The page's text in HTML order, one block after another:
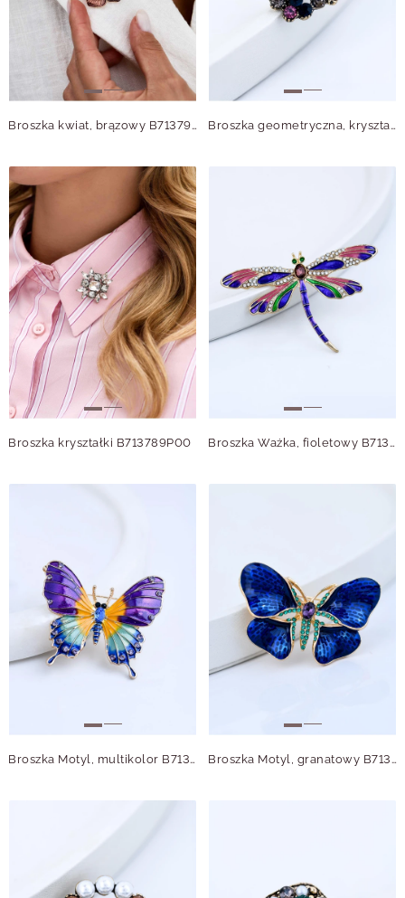
Broszka kwiat, brązowy B713796Z00 Broszka geometryczna, kryształki B713785Z00
Broszka kryształki B713789P00 Broszka Ważka, fioletowy B713767Z00
Broszka Motyl, multikolor B713762Z00 Broszka Motyl, granatowy B713765Z00